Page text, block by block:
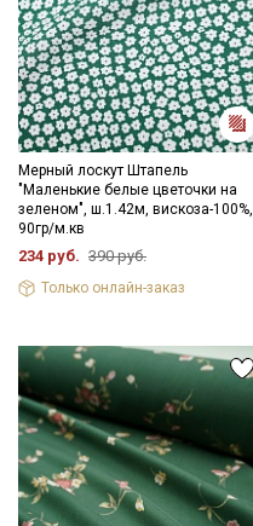
Мерный лоскут Штапель
"Маленькие белые цветочки на
зеленом", ш.1.42м, вискоза-100%,
90гр/м.кв
234 руб. 390 руб.
Только онлайн-заказ